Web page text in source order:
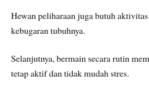
Hewan peliharaan juga butuh
kebugaran tubuhnya.
Selanjutnya, bermain secara rutin
tetap aktif dan tidak mudah stres.